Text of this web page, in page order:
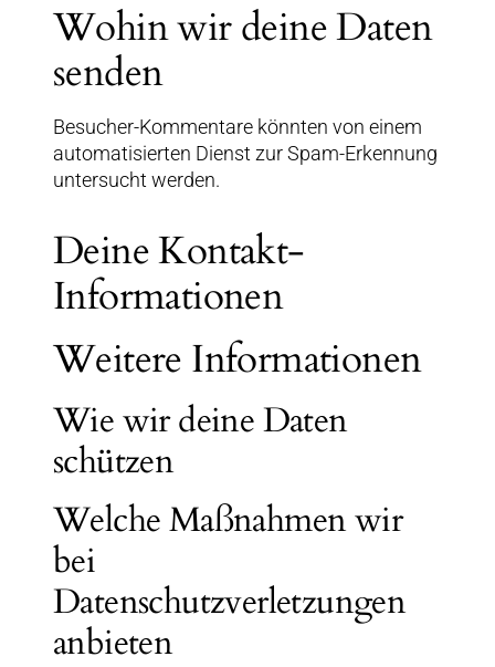
Wohin wir deine Daten
senden
Besucher-Kommentare könnten von einem
automatisierten Dienst zur Spam-Erkennung
untersucht werden.
Deine Kontakt-
Informationen
Weitere Informationen
Wie wir deine Daten
schützen
Welche Maßnahmen wir
bei
Datenschutzverletzungen
anbieten